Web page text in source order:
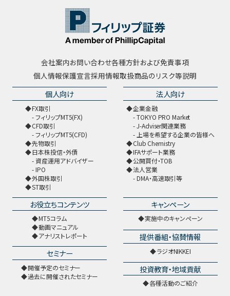
会社案内お問い合わせ各種方針および免責事項
個人情報保護宣言採用情報取扱商品のリスク等説明
個人向け
FX取引
フィリップMT5(FX)
CFD取引
フィリップMT5(CFD)
先物取引
日本株投信・外債
資産運用アドバイザー
IPO
外国株取引
ST取引
法人向け
企業金融
TOKYO PRO Market
J-Adviser関連業務
上場を希望する企業の皆様へ
Club Chemistry
IFAサポート業務
公開買付・TOB
法人営業
DMA・高速取引等
お役立ちコンテンツ
MT5コラム
動画マニュアル
アナリストレポート
セミナー
開催予定のセミナー
過去に開催されたセミナー
キャンペーン
実施中のキャンペーン
提供番組・協賛情報
ラジオNIKKEI
投資教育・地域貢献
各種活動のご紹介